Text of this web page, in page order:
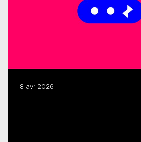
8 avr 2026